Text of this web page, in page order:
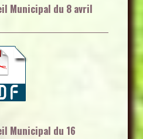
Municipal du 8 avril
Municipal du 16